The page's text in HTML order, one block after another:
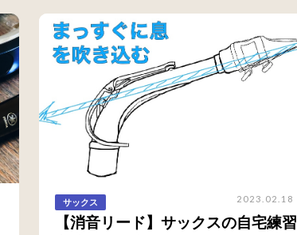
サックス 2023.02.18
【消音リード】サックスの自宅練習